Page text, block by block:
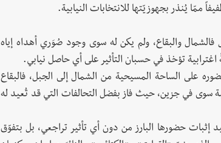
ممّا يُنذر بجهوزيّتها للانتخابات النيابية.
والبقاع، ولم يكن له سوى وجود صُوَري أهداه إياه
تؤخذ في حسبان التأثير على أي حاصل نيابي.
على الساحة المسيحية من الشمال إلى الجبل، فالبقاع
سوى في جزين، حيث فاز بفضل التحالفات التي قد تُعيد له
إثبات حضورها البارز من دون أي تأثير تراجعي، بل بتفوّق